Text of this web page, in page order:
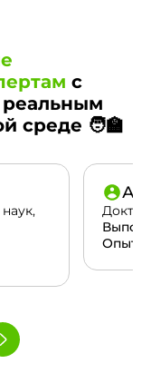
с
среде 🧑‍🏫
Опыт: